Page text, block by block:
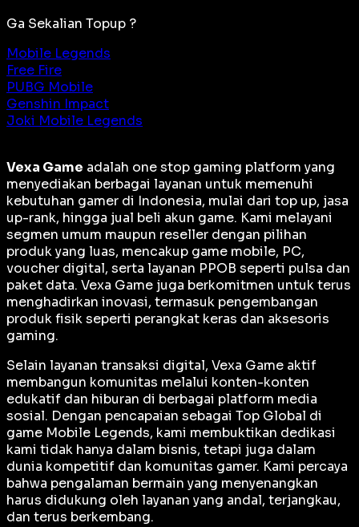
Ga Sekalian Topup ?
Mobile Legends
Free Fire
PUBG Mobile
Genshin Impact
Joki Mobile Legends
Vexa Game adalah one stop gaming platform yang
menyediakan berbagai layanan untuk memenuhi
kebutuhan gamer di Indonesia, mulai dari top up, jasa
up-rank, hingga jual beli akun game. Kami melayani
segmen umum maupun reseller dengan pilihan
produk yang luas, mencakup game mobile, PC,
voucher digital, serta layanan PPOB seperti pulsa dan
paket data. Vexa Game juga berkomitmen untuk terus
menghadirkan inovasi, termasuk pengembangan
produk fisik seperti perangkat keras dan aksesoris
gaming.
Selain layanan transaksi digital, Vexa Game aktif
membangun komunitas melalui konten-konten
edukatif dan hiburan di berbagai platform media
sosial. Dengan pencapaian sebagai Top Global di
game Mobile Legends, kami membuktikan dedikasi
kami tidak hanya dalam bisnis, tetapi juga dalam
dunia kompetitif dan komunitas gamer. Kami percaya
bahwa pengalaman bermain yang menyenangkan
harus didukung oleh layanan yang andal, terjangkau,
dan terus berkembang.